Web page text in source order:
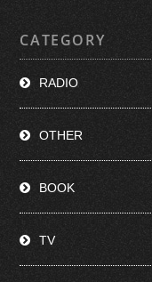
CATEGORY
RADIO
OTHER
BOOK
TV